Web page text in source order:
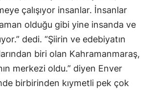
çalışıyor insanlar. İnsanlar
olduğu gibi yine insanda ve
dedi. “Şiirin ve edebiyatın
biri olan Kahramanmaraş,
merkezi oldu.” diyen Enver
birbirinden kıymetli pek çok